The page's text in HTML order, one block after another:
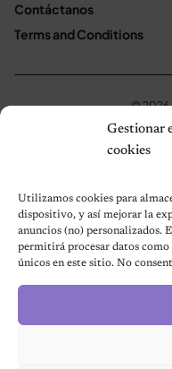
Gestionar
cookies
Utilizamos cookies para
dispositivo, y así mejorar la
anuncios (no) personalizados.
permitirá procesar datos
únicos en este sitio. No
Contáctanos
Terms and Conditions
© 2026